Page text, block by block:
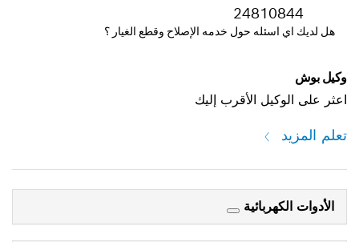
24810844
هل لديك اي اسئله حول خدمه الإصلاح وقطع الغيار ؟
وكيل بوش
اعثر على الوكيل الأقرب إليك
تعلم المزيد
الأدوات الكهربائية